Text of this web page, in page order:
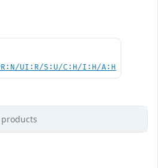
UI:R/S:U/C:H/I:H/A:H
products